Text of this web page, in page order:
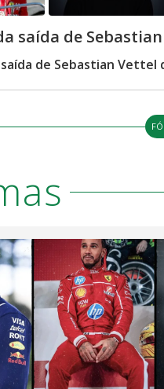
saída de
de Sebastian Vettel